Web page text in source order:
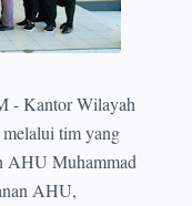
Kantor Wilayah
tim yang
AHU Muhammad
AHU,